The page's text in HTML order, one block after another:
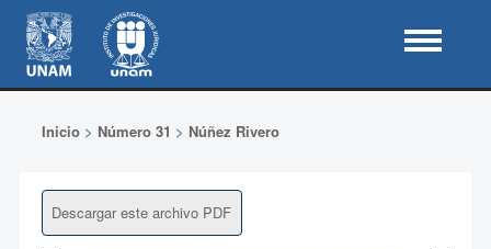
Inicio> Número 31 > Núñez Rivero
Descargar este archivo PDF